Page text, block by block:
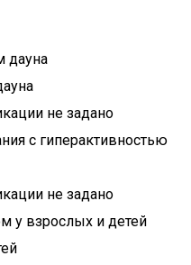
с гиперактивностью
у взрослых и детей